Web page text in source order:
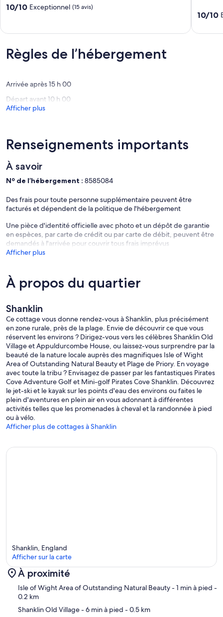
10
min
to
large
Garden.
10.0
Exceptionnel,
10/10 Exceptionnel (15 avis)
with
off
10.0
10,
10/10
Règles de l’hébergement
Arrivée après 15 h 00
Départ avant 10 h 00
Afficher plus
Renseignements importants
À savoir
Nº de l’hébergement : 8585084
Des frais pour toute personne supplémentaire peuvent être
facturés et dépendent de la politique de l'hébergement
Une pièce d'identité officielle avec photo et un dépôt de garantie
en espèces, par carte de crédit ou par carte de débit, peuvent être
demandés à l'arrivée pour couvrir tous frais imprévus
Afficher plus
À propos du quartier
Shanklin
Ce cottage vous donne rendez-vous à Shanklin, plus précisément
en zone rurale, près de la plage. Envie de découvrir ce que vous
réservent les environs ? Dirigez-vous vers les célèbres Shanklin Old
Village et Appuldurcombe House, ou laissez-vous surprendre par la
beauté de la nature locale auprès des magnifiques Isle of Wight
Area of Outstanding Natural Beauty et Plage de Priory. En voyage
avec toute la tribu ? Envisagez de passer par les fantastiques Pirates
Cove Adventure Golf et Mini-golf Pirates Cove Shanklin. Découvrez
le jet-ski et le kayak sur les points d'eau des environs ou faites le
plein d'aventures en plein air en vous adonnant à différentes
activités telles que les promenades à cheval et la randonnée à pied
ou à vélo.
Afficher plus de cottages à Shanklin
Carte
Shanklin, England
Afficher sur la carte
À proximité
Isle of Wight Area of Outstanding Natural Beauty- 1 min à pied -
0.2 km
Shanklin Old Village- 6 min à pied - 0.5 km